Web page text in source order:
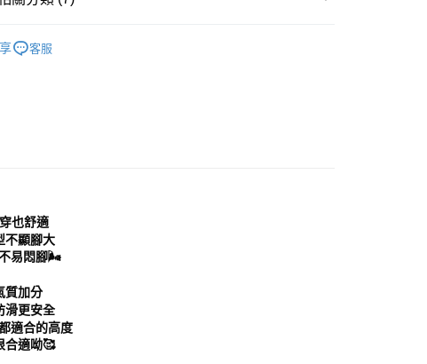
單成立數日內，您將收到繳費通知簡訊。
意：結帳手續完成當下不需立刻繳費，但若您需要取消訂單，請聯
於個人資料處理事宜，請瀏覽以下網址：
aftee.tw/terms/#terms3
成年的使用者請事先徵得法定代理人或監護人之同意方可使用
用「AFTEE先享後付」時，將依據個別帳號之用戶狀況，依本公司
查核予不同之上限額度；若仍有額度不足之情形，本公司將視審查
求用戶進行身份認證。
全家取貨
配
客服
也舒適
不顯腳大
易悶腳🌬️
質加分
滑更安全
適合的高度
合適呦🥰